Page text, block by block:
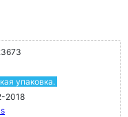
упаковка.
2018